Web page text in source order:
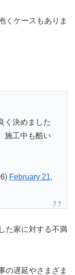
くケースもありま
く決めました
施工中も酷い
February 21,
た家に対する不満
の遅延やさまざま